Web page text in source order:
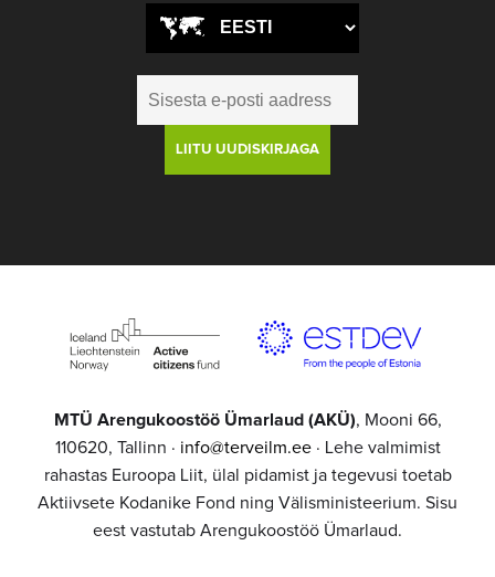
MTÜ Arengukoostöö Ümarlaud (AKÜ), Mooni 66,
110620, Tallinn · info@terveilm.ee· Lehe valmimist
rahastas Euroopa Liit, ülal pidamist ja tegevusi toetab
Aktiivsete Kodanike Fond ning Välisministeerium. Sisu
eest vastutab Arengukoostöö Ümarlaud.